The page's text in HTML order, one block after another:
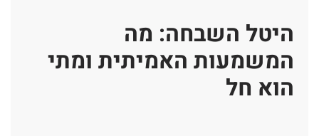
היטל השבחה: מה
המשמעות האמיתית ומתי
הוא חל